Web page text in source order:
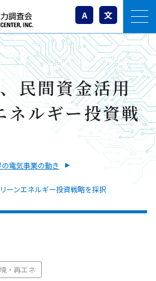
A 文
民間資金活用
ネルギー投資戦
電気事業の動き
ーンエネルギー投資戦略を採択
・再エネ